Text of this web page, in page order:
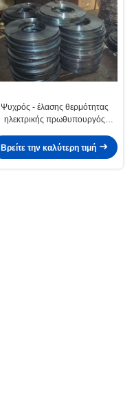
Ψυχρός - έλασης θερμότητας
ηλεκτρικής πρωθυπουργός
που χάλυβα / Strap
Βρείτε την καλύτερη τιμή